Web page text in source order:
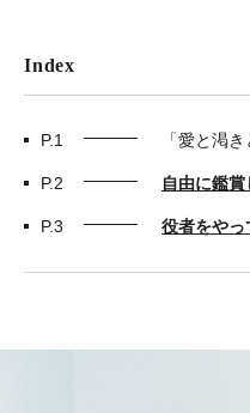
Index
P.1 「愛と渇
P.2 自由に鑑
P.3 役者をやっ